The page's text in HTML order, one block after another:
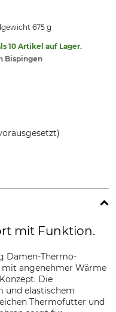
675 g
10 Artikel auf Lager.
Bispingen
mit Funktion.
Damen-Thermo-
mit angenehmer Wärme
Die
und elastischem
Thermofutter und